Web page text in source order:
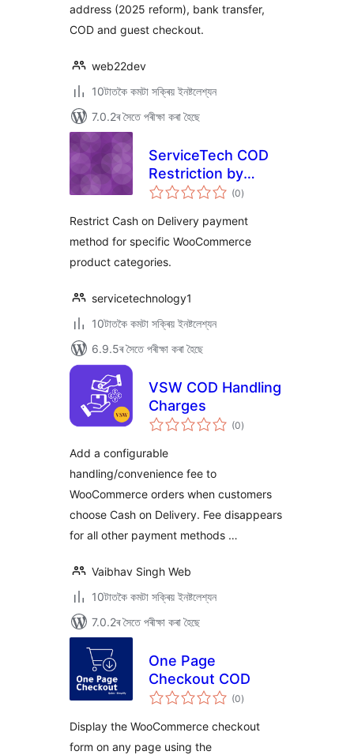
address (2025 reform), bank transfer,
COD and guest checkout.
web22dev
10টাতকৈ কমটা সক্ৰিয় ইনষ্টলেশ্যন
7.0.2ৰ সৈতে পৰীক্ষা কৰা হৈছে
ServiceTech COD
Restriction by
Category
(0টা
মুঠ)
Restrict Cash on Delivery payment
method for specific WooCommerce
product categories.
servicetechnology1
10টাতকৈ কমটা সক্ৰিয় ইনষ্টলেশ্যন
6.9.5ৰ সৈতে পৰীক্ষা কৰা হৈছে
VSW COD Handling
Charges
(0টা
মুঠ)
Add a configurable
handling/convenience fee to
WooCommerce orders when customers
choose Cash on Delivery. Fee disappears
for all other payment methods …
Vaibhav Singh Web
10টাতকৈ কমটা সক্ৰিয় ইনষ্টলেশ্যন
7.0.2ৰ সৈতে পৰীক্ষা কৰা হৈছে
One Page
Checkout COD
(0টা
মুঠ)
Display the WooCommerce checkout
form on any page using the